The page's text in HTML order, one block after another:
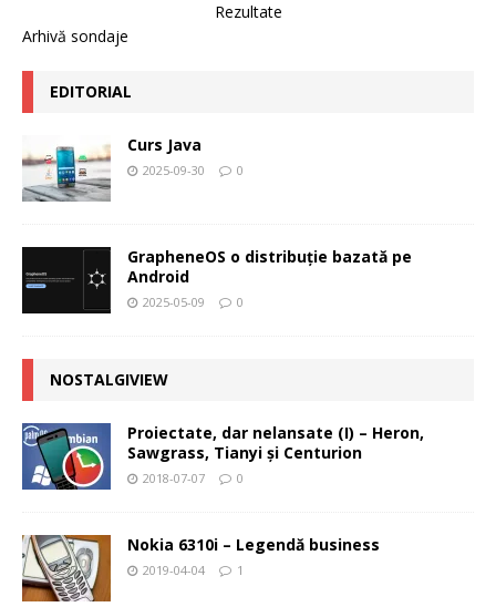
Rezultate
Arhivă sondaje
EDITORIAL
Curs Java
2025-09-30 0
GrapheneOS o distribuție bazată pe
Android
2025-05-09 0
NOSTALGIVIEW
Proiectate, dar nelansate (I) – Heron,
Sawgrass, Tianyi şi Centurion
2018-07-07 0
Nokia 6310i – Legendă business
2019-04-04 1